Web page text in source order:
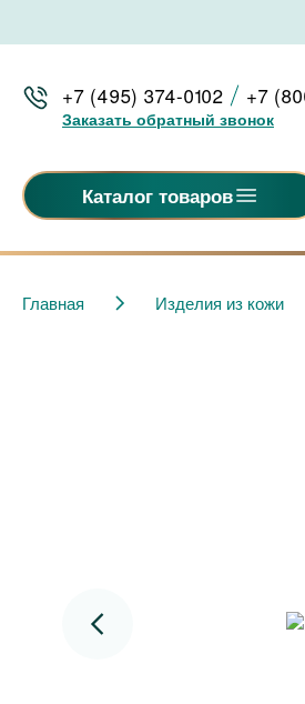
+7 (495) 374-0102 +7
Заказать обратный звонок
Каталог товаров
Главная Изделия из кожи